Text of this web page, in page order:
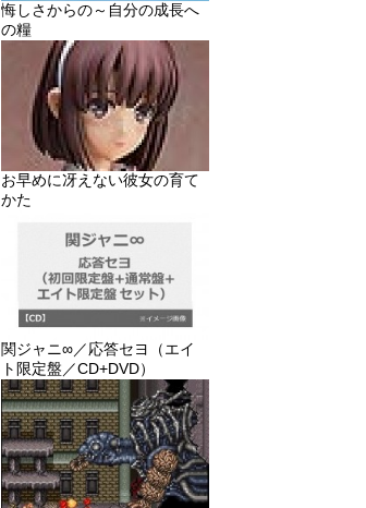
悔しさからの～自分の成長へ
の糧
お早めに冴えない彼女の育て
かた
関ジャニ∞／応答セヨ（エイ
ト限定盤／CD+DVD）